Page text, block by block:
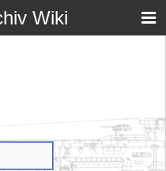
Wiki